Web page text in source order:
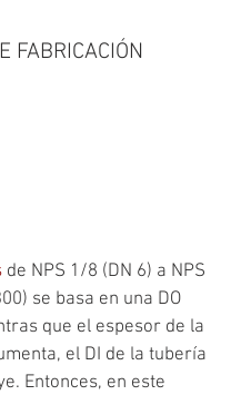
FABRICACIÓN
de NPS 1/8 (DN 6) a NPS
se basa en una DO
que el espesor de la
el DI de la tubería
Entonces, en este